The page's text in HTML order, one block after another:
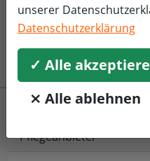
Pflegeanbieter
unserer
Datenschutzerklärung
✓ Alle
⨯ Alle ablehnen